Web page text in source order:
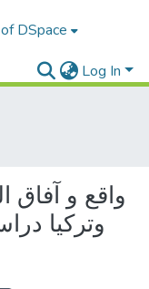
DSpace
Log In
واقع و آفاق